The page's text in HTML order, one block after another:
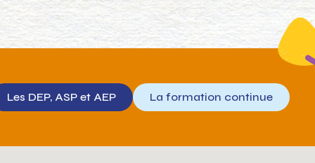
Les DEP, ASP et AEP La formation continue